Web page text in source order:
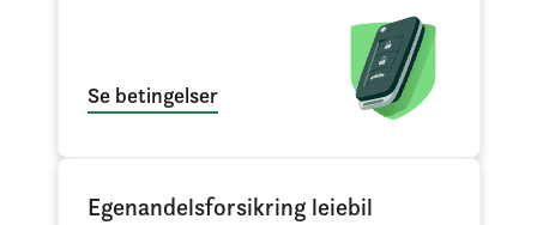
Se betingelser
Egenandelsforsikring leiebil